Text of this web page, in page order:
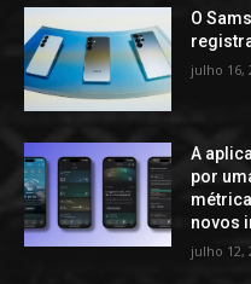
O
julho 16,
A
por
novos
julho 12,